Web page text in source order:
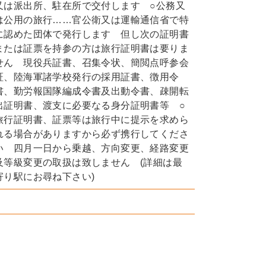
は派出所、駐在所で交付します ○公務又
公用の旅行……官公衛又は運輸通信省で特
認めた団体で発行します 但し次の証明書
たは証票を持参の方は旅行証明書は要りま
ん 現役兵証書、召集令状、簡閲点呼参会
、陸海軍諸学校発行の採用証書、徴用令
、勤労報国隊編成令書及出動令書、疎開転
証明書、渡支に必要なる身分証明書等 ○
行証明書、証票等は旅行中に提示を求めら
る場合がありますから必ず携行してくださ
四月一日から乗越、方向変更、経路変更
等級変更の取扱は致しません (詳細は最
り駅にお尋ね下さい)